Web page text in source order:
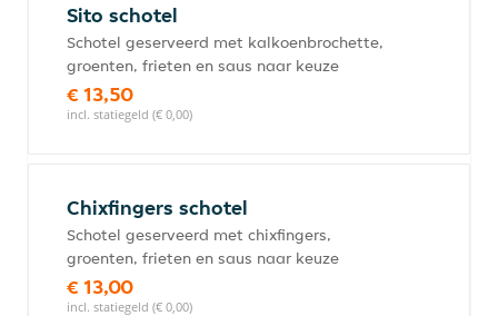
Sito schotel
Schotel geserveerd met kalkoenbrochette,
groenten, frieten en saus naar keuze
€ 13,50
incl. statiegeld (€ 0,00)
Chixfingers schotel
Schotel geserveerd met chixfingers,
groenten, frieten en saus naar keuze
€ 13,00
incl. statiegeld (€ 0,00)